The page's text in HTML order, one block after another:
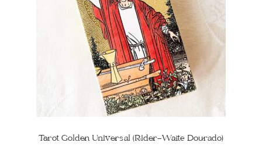
Tarot Golden Universal (Rider-Waite Dourado)